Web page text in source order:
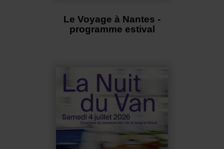
Le Voyage à Nantes -
programme estival